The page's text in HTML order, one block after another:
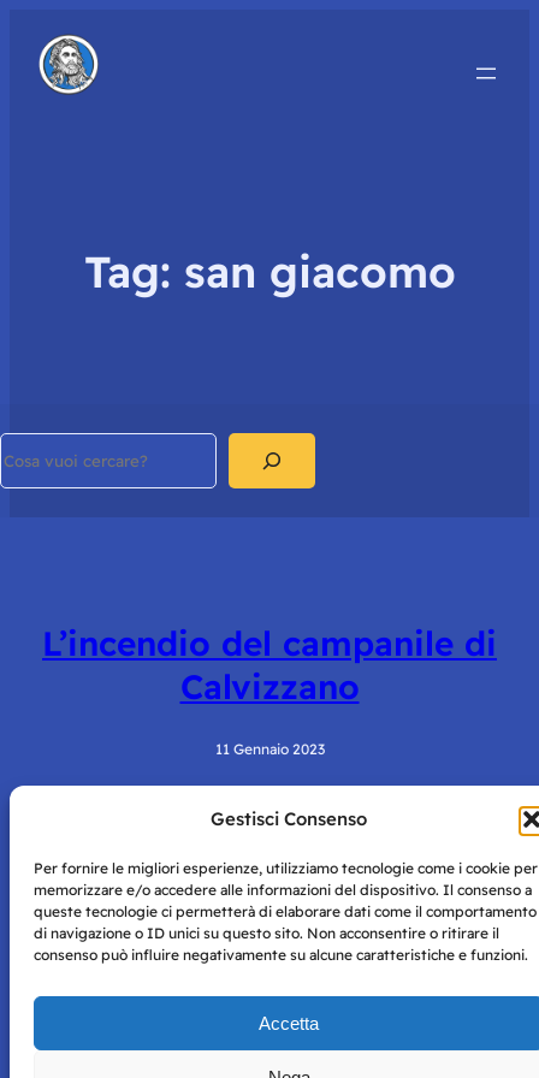
Gestisci Consenso
Per fornire le migliori esperienze, utilizziamo tecnologie come i cookie per
memorizzare e/o accedere alle informazioni del dispositivo. Il consenso a
queste tecnologie ci permetterà di elaborare dati come il comportamento
di navigazione o ID unici su questo sito. Non acconsentire o ritirare il
consenso può influire negativamente su alcune caratteristiche e funzioni.
Accetta
Tag: san giacomo
L’incendio del campanile di
Calvizzano
11 Gennaio 2023
Napoli con autorizzazione numero 38 del 25/9/2019.
Tutte le immagini e i contenuti su questo sito sono forniti